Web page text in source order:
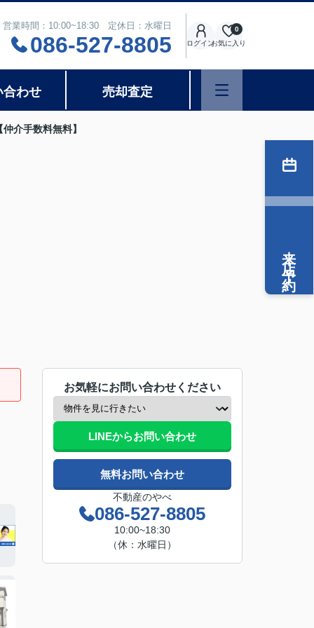
営業時間：10:00~18:30 定休日：水曜日
086-527-8805 ログインお気に入り
0
合わせ 売却査定
介手数料無料】
お気軽にお問い合わせください
LINEからお問い合わせ
無料お問い合わせ
不動産のやべ
086-527-8805
10:00~18:30
（休：水曜日）
来店予約